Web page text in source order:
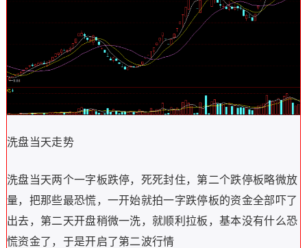
洗盘当天走势
洗盘当天两个一字板跌停，死死封住，第二个跌停板略微放
量，把那些最恐慌，一开始就拍一字跌停板的资金全部吓了
出去，第二天开盘稍微一洗，就顺利拉板，基本没有什么恐
慌资金了，于是开启了第二波行情